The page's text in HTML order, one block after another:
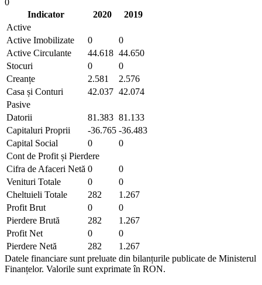
0
Indicator
2020
2019
Active
Active Imobilizate
0
0
Active Circulante
44.618 44.650
Stocuri
0
0
Creanțe
2.581
2.576
Casa și Conturi
42.037 42.074
Pasive
Datorii
81.383 81.133
Capitaluri Proprii
-36.765 -36.483
Capital Social
0
0
Cont de Profit și Pierdere
Cifra de Afaceri Netă 0
0
Venituri Totale
0
0
Cheltuieli Totale
282
1.267
Profit Brut
0
0
Pierdere Brută
282
1.267
Profit Net
0
0
Pierdere Netă
282
1.267
Datele financiare sunt preluate din bilanțurile publicate de Ministerul
Finanțelor. Valorile sunt exprimate în RON.